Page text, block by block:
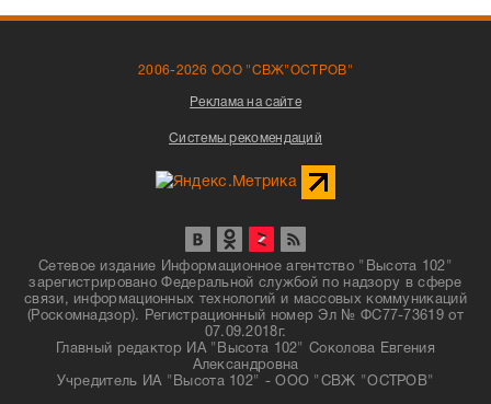
2006-2026 ООО "СВЖ"ОСТРОВ"
Реклама на сайте
Системы рекомендаций
Сетевое издание Информационное агентство "Высота 102"
зарегистрировано Федеральной службой по надзору в сфере
связи, информационных технологий и массовых коммуникаций
(Роскомнадзор). Регистрационный номер Эл № ФС77-73619 от
07.09.2018г.
Главный редактор ИА "Высота 102" Соколова Евгения
Александровна
Учредитель ИА "Высота 102" - ООО "СВЖ "ОСТРОВ"